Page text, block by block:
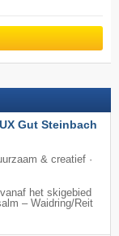
Gut Steinbach
& creatief ·
het skigebied
– Waidring/​Reit